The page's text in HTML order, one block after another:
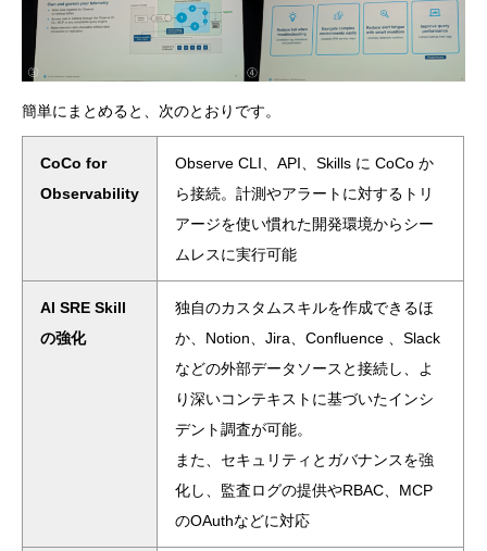
簡単にまとめると、次のとおりです。
CoCo for
Observability
Observe CLI、API、Skills に CoCo か
ら接続。計測やアラートに対するトリ
アージを使い慣れた開発環境からシー
ムレスに実行可能
AI SRE Skill
の強化
独自のカスタムスキルを作成できるほ
か、Notion、Jira、Confluence 、Slack
などの外部データソースと接続し、よ
り深いコンテキストに基づいたインシ
デント調査が可能。
また、セキュリティとガバナンスを強
化し、監査ログの提供やRBAC、MCP
のOAuthなどに対応